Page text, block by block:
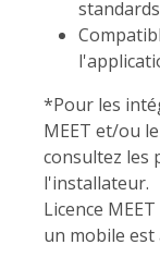
*Pour les
MEET et/ou
consultez les
l'installateur.
Licence
un mobile est